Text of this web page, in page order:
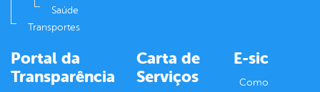
Saúde
Transportes
Portal da
Transparência
Carta de
Serviços
E-sic
Como